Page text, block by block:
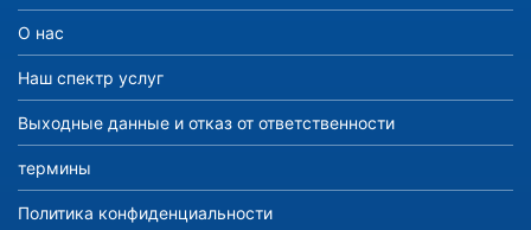
О нас
Наш спектр услуг
Выходные данные и отказ от ответственности
термины
Политика конфиденциальности